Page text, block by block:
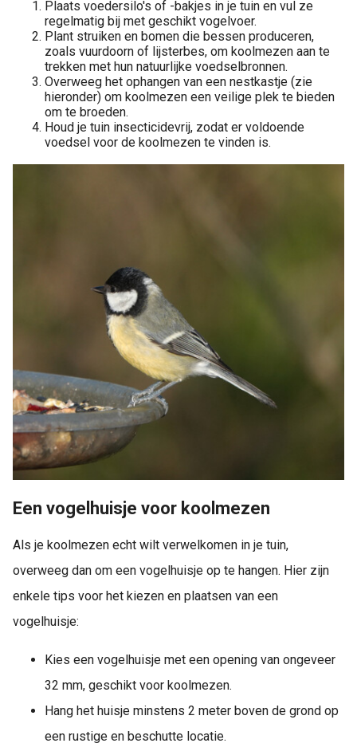
Plaats voedersilo's of -bakjes in je tuin en vul ze
regelmatig bij met geschikt vogelvoer.
Plant struiken en bomen die bessen produceren,
zoals vuurdoorn of lijsterbes, om koolmezen aan te
trekken met hun natuurlijke voedselbronnen.
Overweeg het ophangen van een nestkastje (zie
hieronder) om koolmezen een veilige plek te bieden
om te broeden.
Houd je tuin insecticidevrij, zodat er voldoende
voedsel voor de koolmezen te vinden is.
Een vogelhuisje voor koolmezen
Als je koolmezen echt wilt verwelkomen in je tuin,
overweeg dan om een vogelhuisje op te hangen. Hier zijn
enkele tips voor het kiezen en plaatsen van een
vogelhuisje:
Kies een vogelhuisje met een opening van ongeveer
32 mm, geschikt voor koolmezen.
Hang het huisje minstens 2 meter boven de grond op
een rustige en beschutte locatie.